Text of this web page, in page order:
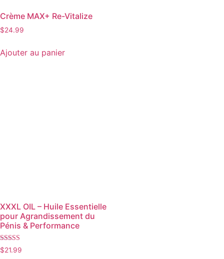
Crème MAX+ Re-Vitalize
$24.99
Ajouter au panier
XXXL OIL – Huile Essentielle
pour Agrandissement du
Pénis & Performance
Note
5.00
$21.99